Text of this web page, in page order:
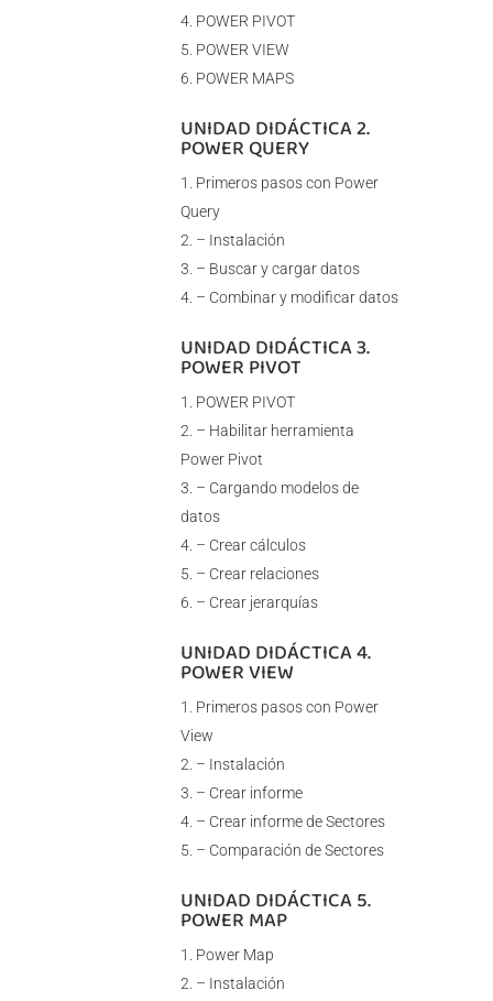
POWER PIVOT
POWER VIEW
POWER MAPS
UNIDAD DIDÁCTICA 2.
POWER QUERY
Primeros pasos con Power
Query
– Instalación
– Buscar y cargar datos
– Combinar y modificar datos
UNIDAD DIDÁCTICA 3.
POWER PIVOT
POWER PIVOT
– Habilitar herramienta
Power Pivot
– Cargando modelos de
datos
– Crear cálculos
– Crear relaciones
– Crear jerarquías
UNIDAD DIDÁCTICA 4.
POWER VIEW
Primeros pasos con Power
View
– Instalación
– Crear informe
– Crear informe de Sectores
– Comparación de Sectores
UNIDAD DIDÁCTICA 5.
POWER MAP
Power Map
– Instalación